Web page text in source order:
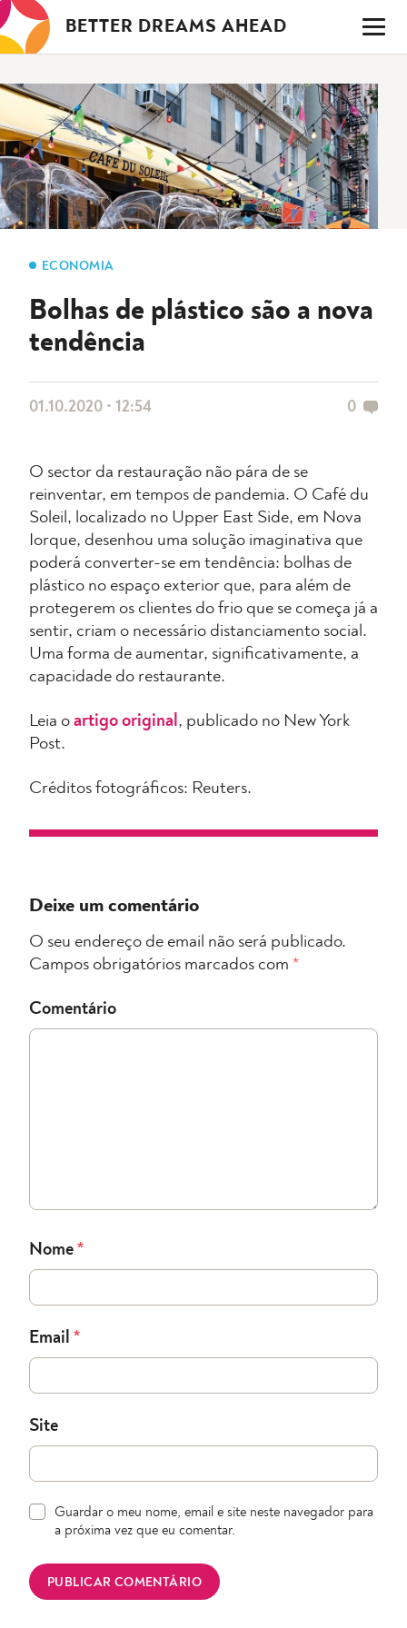
Saltar
para
o
BETTER DREAMS AHEAD
ECONOMIA
Bolhas de plástico são a nova
tendência
01.10.2020 • 12:54 0
O sector da restauração não pára de se
reinventar, em tempos de pandemia. O Café du
Soleil, localizado no Upper East Side, em Nova
Iorque, desenhou uma solução imaginativa que
poderá converter-se em tendência: bolhas de
plástico no espaço exterior que, para além de
protegerem os clientes do frio que se começa já a
sentir, criam o necessário distanciamento social.
Uma forma de aumentar, significativamente, a
capacidade do restaurante.
Leia o artigo original, publicado no New York
Post.
Créditos fotográficos: Reuters.
Deixe um comentário
O seu endereço de email não será publicado.
Campos obrigatórios marcados com *
Comentário
Nome *
Email *
Site
Guardar o meu nome, email e site neste navegador para
a próxima vez que eu comentar.